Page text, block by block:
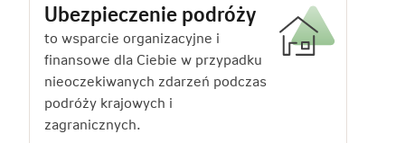
Ubezpieczenie podróży
to wsparcie organizacyjne i
finansowe dla Ciebie w przypadku
nieoczekiwanych zdarzeń podczas
podróży krajowych i
zagranicznych.